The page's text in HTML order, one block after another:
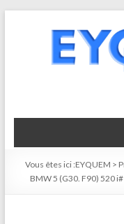
Vous êtes ici :EYQUEM >
BMW 5 (G30. F90) 520